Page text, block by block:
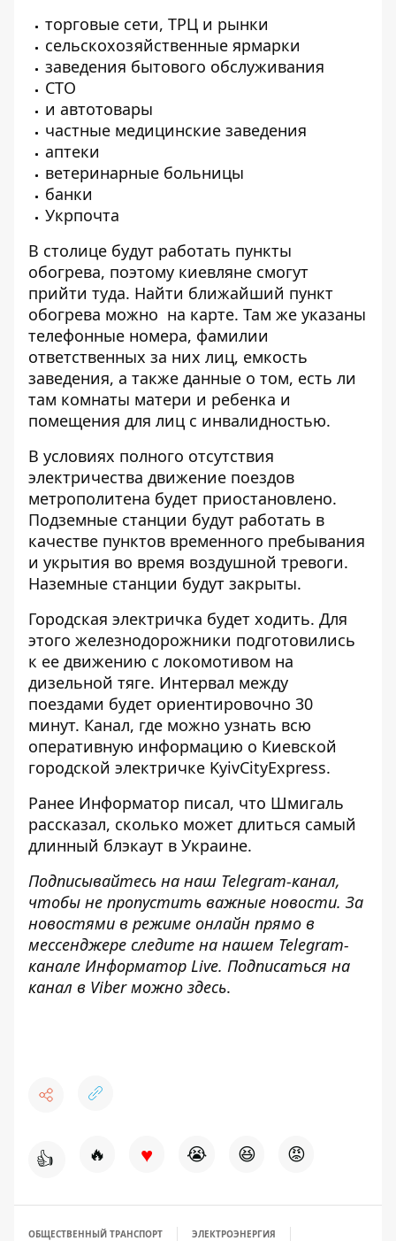
торговые сети, ТРЦ и рынки
сельскохозяйственные ярмарки
заведения бытового обслуживания
СТО
и автотовары
частные медицинские заведения
аптеки
ветеринарные больницы
банки
Укрпочта
В столице будут работать пункты
обогрева, поэтому киевляне смогут
прийти туда. Найти ближайший пункт
обогрева можно на карте. Там же указаны
телефонные номера, фамилии
ответственных за них лиц, емкость
заведения, а также данные о том, есть ли
там комнаты матери и ребенка и
помещения для лиц с инвалидностью.
В условиях полного отсутствия
электричества движение поездов
метрополитена будет приостановлено.
Подземные станции будут работать в
качестве пунктов временного пребывания
и укрытия во время воздушной тревоги.
Наземные станции будут закрыты.
Городская электричка будет ходить. Для
этого железнодорожники подготовились
к ее движению с локомотивом на
дизельной тяге. Интервал между
поездами будет ориентировочно 30
минут. Канал, где можно узнать всю
оперативную информацию о Киевской
городской электричке KyivCityExpress.
Ранее Информатор писал, что Шмигаль
рассказал, сколько может длиться самый
длинный блэкаут в Украине.
Подписывайтесь на наш Telegram-канал,
чтобы не пропустить важные новости. За
новостями в режиме онлайн прямо в
мессенджере следите на нашем Telegram-
канале Информатор Live. Подписаться на
канал в Viber можно здесь.
👍 🔥 ♥ 😭 😆 😡
ОБЩЕСТВЕННЫЙ ТРАНСПОРТ ЭЛЕКТРОЭНЕРГИЯ